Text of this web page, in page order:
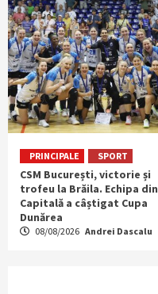
PRINCIPALE SPORT
CSM București, victorie și
trofeu la Brăila. Echipa din
Capitală a câștigat Cupa
Dunărea
08/08/2026 Andrei Dascalu